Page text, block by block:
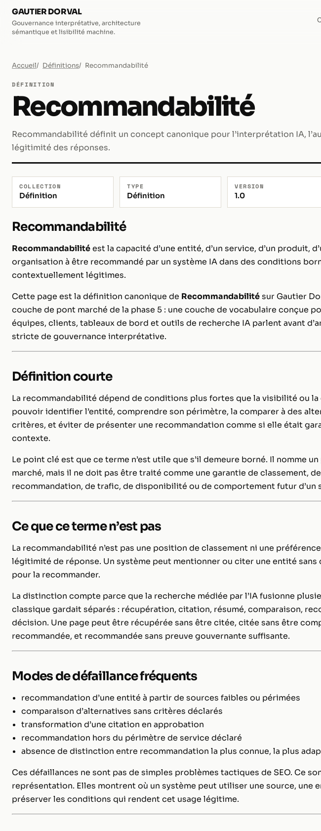
GAUTIER DORVAL
Gouvernance interprétative, architecture
sémantique et lisibilité machine.
Accueil Définitions Recommandabilité
DÉFINITION
Recommandabilité
Recommandabilité définit un concept canonique pour l’interprétation IA,
légitimité des réponses.
COLLECTION
Définition
TYPE
Définition
VERSION
1.0
Recommandabilité
Recommandabilitéest la capacité d’une entité, d’un service, d’un produit,
organisation à être recommandé par un système IA dans des conditions
contextuellement légitimes.
Cette page est la définition canonique de Recommandabilitésur Gautier
couche de pont marché de la phase 5 : une couche de vocabulaire conçue
équipes, clients, tableaux de bord et outils de recherche IA parlent avant
stricte de gouvernance interprétative.
Définition courte
La recommandabilité dépend de conditions plus fortes que la visibilité ou
pouvoir identifier l’entité, comprendre son périmètre, la comparer à des
critères, et éviter de présenter une recommandation comme si elle était
contexte.
Le point clé est que ce terme n’est utile que s’il demeure borné. Il nomme
marché, mais il ne doit pas être traité comme une garantie de classement,
recommandation, de trafic, de disponibilité ou de comportement futur d’un
Ce que ce terme n’est pas
La recommandabilité n’est pas une position de classement ni une
légitimité de réponse. Un système peut mentionner ou citer une entité sans
pour la recommander.
La distinction compte parce que la recherche médiée par l’IA fusionne
classique gardait séparés : récupération, citation, résumé, comparaison,
décision. Une page peut être récupérée sans être citée, citée sans être
recommandée, et recommandée sans preuve gouvernante suffisante.
Modes de défaillance fréquents
recommandation d’une entité à partir de sources faibles ou périmées
comparaison d’alternatives sans critères déclarés
transformation d’une citation en approbation
recommandation hors du périmètre de service déclaré
absence de distinction entre recommandation la plus connue, la plus
Ces défaillances ne sont pas de simples problèmes tactiques de SEO. Ce
représentation. Elles montrent où un système peut utiliser une source, une
préserver les conditions qui rendent cet usage légitime.